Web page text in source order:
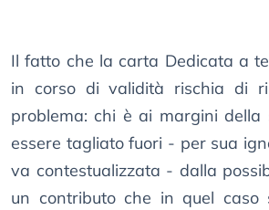
Il fatto che la carta Dedicata a
in corso di validità rischia di
problema: chi è ai margini della
essere tagliato fuori - per sua
va contestualizzata - dalla
un contributo che in quel caso